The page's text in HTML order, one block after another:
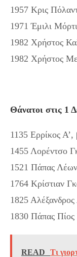
1957 Κρις
1971 Έμιλι
1982 Χρήστος
1982 Χρήστος
Θάνατοι στις 1
1135 Ερρίκος Α’,
1455 Λορέντσο
1521 Πάπας Λέων
1764 Κρίστιαν
1825
1830 Πάπας Πίος
READ
Τι